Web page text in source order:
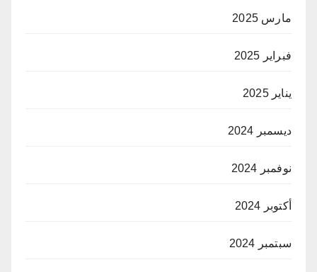
مارس 2025
فبراير 2025
يناير 2025
ديسمبر 2024
نوفمبر 2024
أكتوبر 2024
سبتمبر 2024